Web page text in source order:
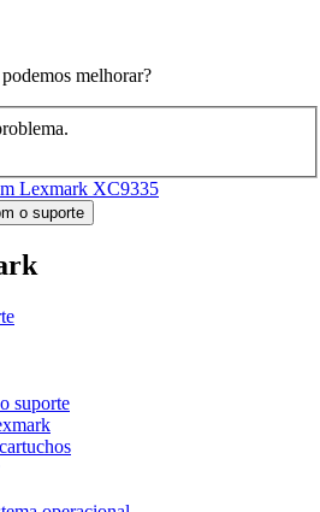
melhorar?
Lexmark XC9335
o suporte
suporte